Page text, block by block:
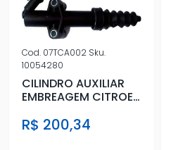
Cod. 07TCA002 Sku.
10054280
CILINDRO AUXILIAR
EMBREAGEM CITROEN
2010 A
R$ 200,34